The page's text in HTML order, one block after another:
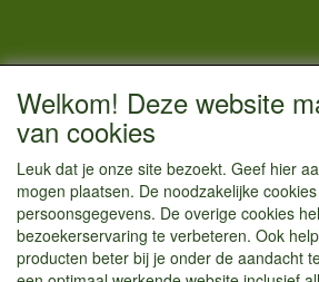
CONTACTGEGEVENS
Vestigingsadres:
Hoofdweg 36
1433 JW Kudelstaart
info@kamperenenzo.nl
Tel : 06 125 82 112
Welkom! Deze website
van cookies
Leuk dat je onze site bezoekt. Geef hier
mogen plaatsen. De noodzakelijke
persoonsgegevens. De overige cookies
bezoekerservaring te verbeteren. Ook
producten beter bij je onder de aandacht